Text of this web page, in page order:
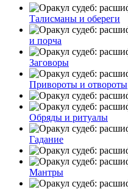
Талисманы и обереги
и порча
Заговоры
Привороты и отвороты
Обряды и ритуалы
Гадание
Мантры